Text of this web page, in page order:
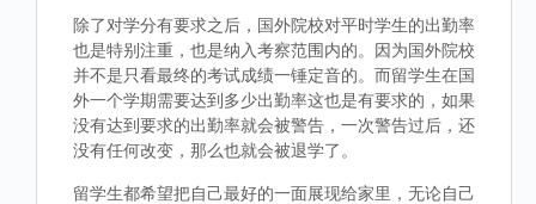
除了对学分有要求之后，国外院校对平时学生的出勤率
也是特别注重，也是纳入考察范围内的。因为国外院校
并不是只看最终的考试成绩一锤定音的。而留学生在国
外一个学期需要达到多少出勤率这也是有要求的，如果
没有达到要求的出勤率就会被警告，一次警告过后，还
没有任何改变，那么也就会被退学了。
留学生都希望把自己最好的一面展现给家里，无论自己